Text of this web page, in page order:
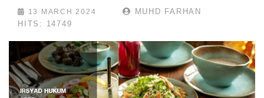
13 MARCH 2024
MUHD FARHAN
HITS: 14749